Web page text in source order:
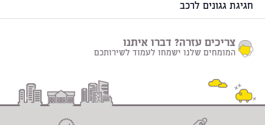
חגיגת גגונים לרכב
צריכים עזרה? דברו איתנו
המומחים שלנו ישמחו לעמוד לשירותכם